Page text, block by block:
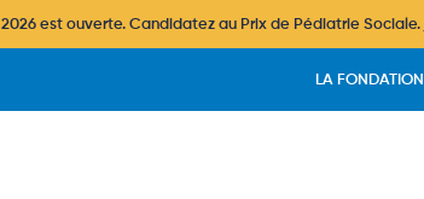
est ouverte. Candidatez au Prix de Pédiatrie Sociale.
LA FONDATION